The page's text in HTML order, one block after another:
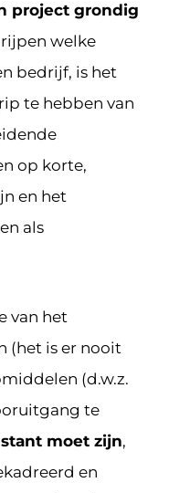
project grondig
welke
bedrijf, is het
te hebben van
op korte,
en het
als
van het
(het is er nooit
(d.w.z.
te
moet zijn,
en